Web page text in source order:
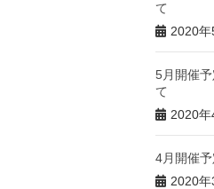
て
2020年
5月開催
て
2020年
4月開催
2020年